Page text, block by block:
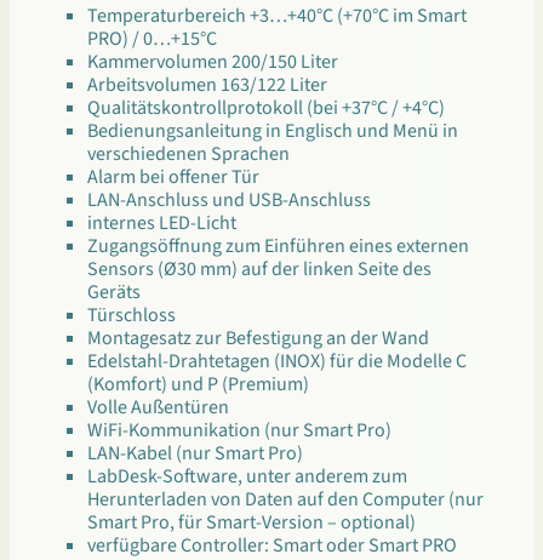
Temperaturbereich +3…+40°C (+70°C im Smart
PRO) / 0…+15°C
Kammervolumen 200/150 Liter
Arbeitsvolumen 163/122 Liter
Qualitätskontrollprotokoll (bei +37°C / +4°C)
Bedienungsanleitung in Englisch und Menü in
verschiedenen Sprachen
Alarm bei offener Tür
LAN-Anschluss und USB-Anschluss
internes LED-Licht
Zugangsöffnung zum Einführen eines externen
Sensors (Ø30 mm) auf der linken Seite des
Geräts
Türschloss
Montagesatz zur Befestigung an der Wand
Edelstahl-Drahtetagen (INOX) für die Modelle C
(Komfort) und P (Premium)
Volle Außentüren
WiFi-Kommunikation (nur Smart Pro)
LAN-Kabel (nur Smart Pro)
LabDesk-Software, unter anderem zum
Herunterladen von Daten auf den Computer (nur
Smart Pro, für Smart-Version – optional)
verfügbare Controller: Smart oder Smart PRO